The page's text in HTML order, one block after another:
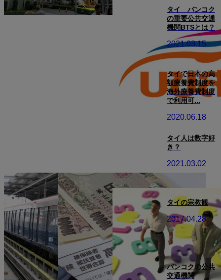
タイ バンコク
の重要公共交通
機関BTSとは？
2021.03.15
タイで日本の高
額療養費制度を
海外療養費制度
で利用可...
2020.06.18
タイ人は数字好
き？
2021.03.02
タイの宗教観
2017.04.28
バンコクの公共
交通機関